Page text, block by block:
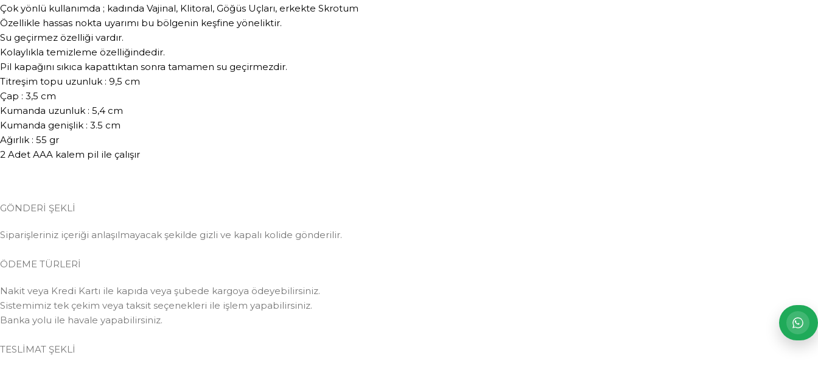
Çok yönlü kullanımda ; kadında Vajinal, Klitoral, Göğüs Uçları, erkekte Skrotum
Özellikle hassas nokta uyarımı bu bölgenin keşfine yöneliktir.
Su geçirmez özelliği vardır.
Kolaylıkla temizleme özelliğindedir.
Pil kapağını sıkıca kapattıktan sonra tamamen su geçirmezdir.
Titreşim topu uzunluk : 9,5 cm
Çap : 3,5 cm
Kumanda uzunluk : 5,4 cm
Kumanda genişlik : 3.5 cm
Ağırlık : 55 gr
2 Adet AAA kalem pil ile çalışır
GÖNDERİ ŞEKLİ
Siparişleriniz içeriği anlaşılmayacak şekilde gizli ve kapalı kolide gönderilir.
ÖDEME TÜRLERİ
Nakit veya Kredi Kartı ile kapıda veya şubede kargoya ödeyebilirsiniz.
Sistemimiz tek çekim veya taksit seçenekleri ile işlem yapabilirsiniz.
Banka yolu ile havale yapabilirsiniz.
TESLİMAT ŞEKLİ